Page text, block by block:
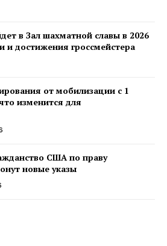
в Зал шахматной славы в 2026
и достижения гроссмейстера
от мобилизации с 1
изменится для
США по праву
новые указы